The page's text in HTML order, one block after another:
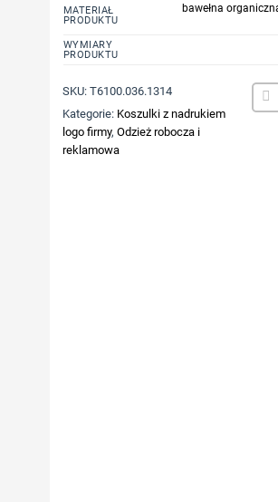
MATERIAŁ
PRODUKTU
bawełna
WYMIARY
PRODUKTU
SKU:T6100.036.1314
Kategorie: Koszulki z nadrukiem
logo firmy,Odzież robocza i
reklamowa